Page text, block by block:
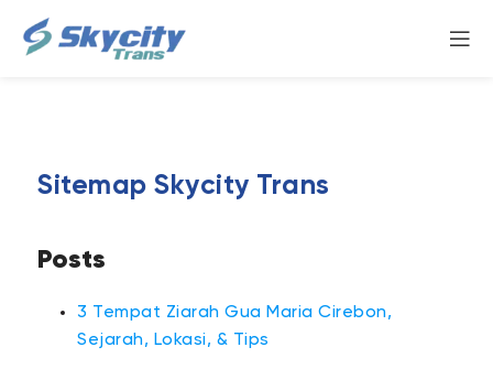
Sitemap Skycity Trans
Posts
3 Tempat Ziarah Gua Maria Cirebon,
Sejarah, Lokasi, & Tips